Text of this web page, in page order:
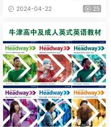
+教师用书+练习册+音频
2024-04-22 25